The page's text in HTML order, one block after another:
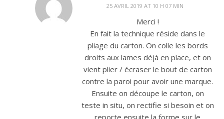
25 AVRIL 2019 AT 10 H 07 MIN
Merci !
En fait la technique réside dans le
pliage du carton. On colle les bords
droits aux lames déjà en place, et on
vient plier / écraser le bout de carton
contre la paroi pour avoir une marque.
Ensuite on découpe le carton, on
teste in situ, on rectifie si besoin et on
reporte ensuite la forme sur le